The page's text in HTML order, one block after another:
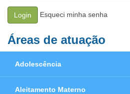
Login Esqueci minha senha
Áreas de atuação
Adolescência
Aleitamento Materno